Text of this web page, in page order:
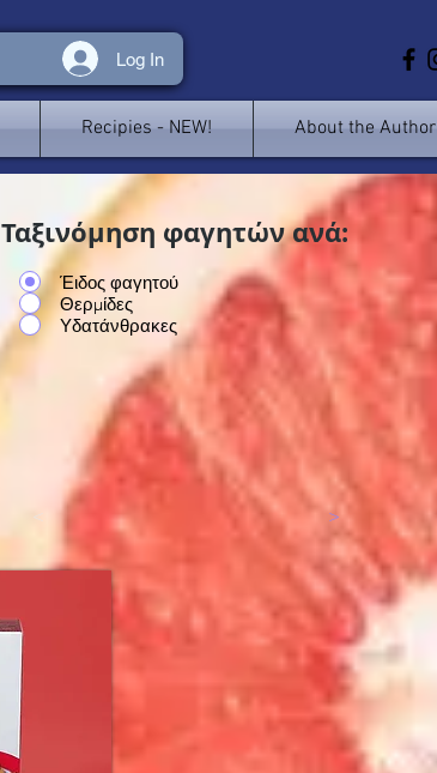
Log In
Recipies - NEW! About the Author
Έιδος φαγητού
Θερμίδες
Υδατάνθρακες
Ταξινόμηση φαγητών ανά:
< >